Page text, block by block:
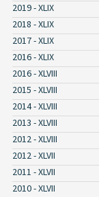
2019 - XLIX
2018 - XLIX
2017 - XLIX
2016 - XLIX
2016 - XLVIII
2015 - XLVIII
2014 - XLVIII
2013 - XLVIII
2012 - XLVIII
2012 - XLVII
2011 - XLVII
2010 - XLVII